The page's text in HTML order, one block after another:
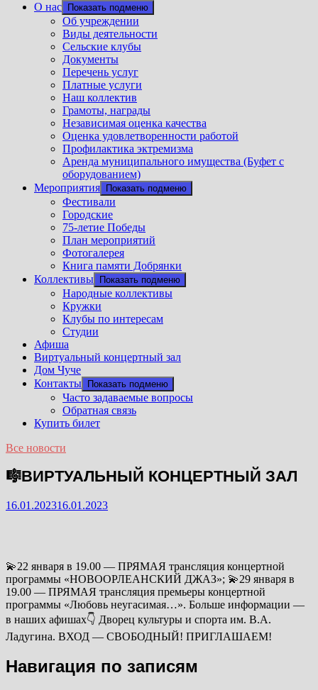
О нас
Показать подменю
Об учреждении
Виды деятельности
Сельские клубы
Документы
Перечень услуг
Платные услуги
Наш коллектив
Грамоты, награды
Независимая оценка качества
Оценка удовлетворенности работой
Профилактика эктремизма
Аренда муниципального имущества (Буфет с
оборудованием)
Мероприятия
Показать подменю
Фестивали
Городские
75-летие Победы
План мероприятий
Фотогалерея
Книга памяти Добрянки
Коллективы
Показать подменю
Народные коллективы
Кружки
Клубы по интересам
Студии
Афиша
Виртуальный концертный зал
Дом Чуче
Контакты
Показать подменю
Часто задаваемые вопросы
Обратная связь
Купить билет
Все новости
🎼ВИРТУАЛЬНЫЙ КОНЦЕРТНЫЙ ЗАЛ
16.01.202316.01.2023
💫22 января в 19.00 — ПРЯМАЯ трансляция концертной
программы «НОВООРЛЕАНСКИЙ ДЖАЗ»; 💫29 января в
19.00 — ПРЯМАЯ трансляция премьеры концертной
программы «Любовь неугасимая…». Больше информации —
в наших афишах👇 Дворец культуры и спорта им. В.А.
Ладугина. ВХОД — СВОБОДНЫЙ! ПРИГЛАШАЕМ!
Навигация по записям